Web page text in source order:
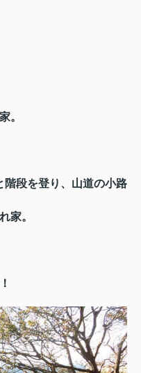
。
階段を登り、山道の小路
家。